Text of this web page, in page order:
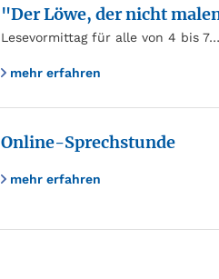
"Der Löwe, der nicht
Lesevormittag für alle von 4 bis 7…
mehr erfahren
Online-Sprechstunde
mehr erfahren